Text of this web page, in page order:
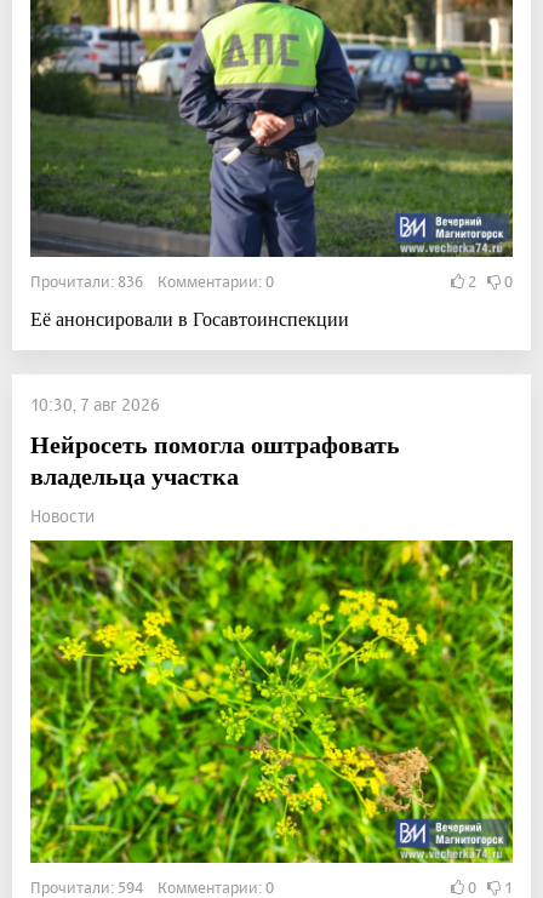
Прочитали: 836 Комментарии: 0 2 0
Её анонсировали в Госавтоинспекции
10:30, 7 авг 2026
Нейросеть помогла оштрафовать
владельца участка
Новости
Прочитали: 594 Комментарии: 0 0 1